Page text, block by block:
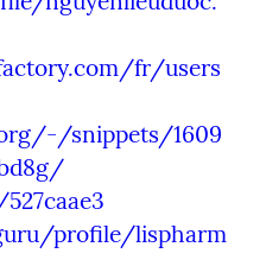
fr/users
snippets/1609
profile/lispharm